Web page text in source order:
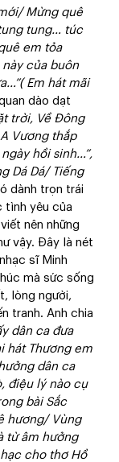
Mừng quê
tung… túc
em tỏa
của buôn
Em hát mãi
dào dạt
trời, Về Đông
Vương thắp
hồi sinh…”,
Dá Dá/ Tiếng
dành trọn trái
tình yêu của
nên những
vậy. Đây là nét
sĩ Minh
mà sức sống
lòng người,
tranh. Anh chia
dân ca đưa
hát Thương em
dân ca
điệu lý nào cụ
bài Sắc
hương/ Vùng
từ âm hưởng
cho thơ Hồ